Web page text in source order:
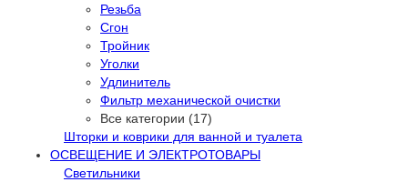
Резьба
Сгон
Тройник
Уголки
Удлинитель
Фильтр механической очистки
Все категории (17)
Шторки и коврики для ванной и туалета
ОСВЕЩЕНИЕ И ЭЛЕКТРОТОВАРЫ
Светильники